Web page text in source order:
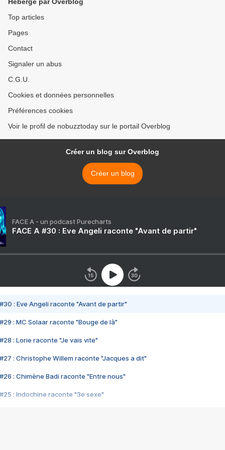
Top articles
Pages
Contact
Signaler un abus
C.G.U.
Cookies et données personnelles
Préférences cookies
Voir le profil de nobuzztoday sur le portail Overblog
Créer un blog sur Overblog
Créer un blog
FACE A - un podcast Purecharts
FACE A #30 : Eve Angeli raconte "Avant de partir"
#30 : Eve Angeli raconte "Avant de partir"
#29 : MC Solaar raconte "Bouge de là"
#28 : Lorie raconte "Je vais vite"
#27 : Christophe Willem raconte "Jacques a dit"
#26 : Chimène Badi raconte "Entre nous"
#25 : Indochine raconte "3e sexe"